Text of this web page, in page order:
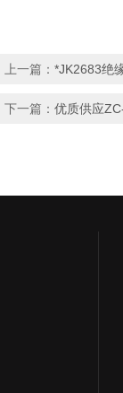
上一篇： *JK2683绝
下一篇： 优质供应